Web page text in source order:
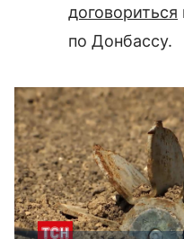
договориться
по Донбассу.